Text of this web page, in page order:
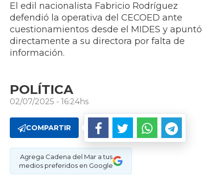
El edil nacionalista Fabricio Rodríguez
defendió la operativa del CECOED ante
cuestionamientos desde el MIDES y apuntó
directamente a su directora por falta de
información.
POLÍTICA
02/07/2025 - 16:24hs
COMPARTIR
Agrega Cadena del Mar a tus
medios preferidos en Google